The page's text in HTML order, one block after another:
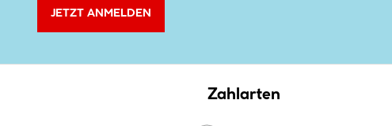
JETZT ANMELDEN
Zahlarten